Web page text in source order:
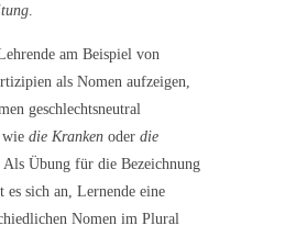
.
am Beispiel von
als Nomen aufzeigen,
geschlechtsneutral
wie die Kranken oder die
Als Übung für die Bezeichnung
es sich an, Lernende eine
Nomen im Plural